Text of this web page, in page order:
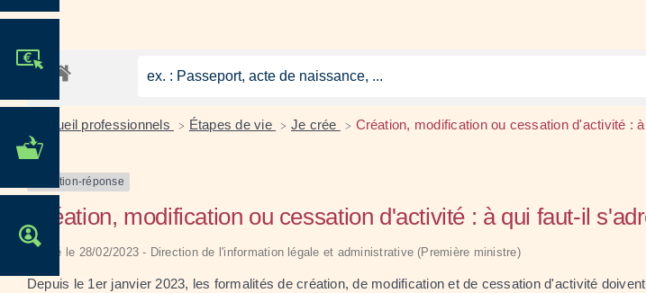
MES DÉMARCHES
Accueil professionnels > Étapes de vie > Je crée > Création, modification ou cessation d'activité :
Question-réponse
Création, modification ou cessation d'activité : à qui faut-il
Vérifié le 28/02/2023 - Direction de l'information légale et administrative (Première ministre)
Depuis le 1er janvier 2023, les formalités de création, de modification et de cessation d'activité